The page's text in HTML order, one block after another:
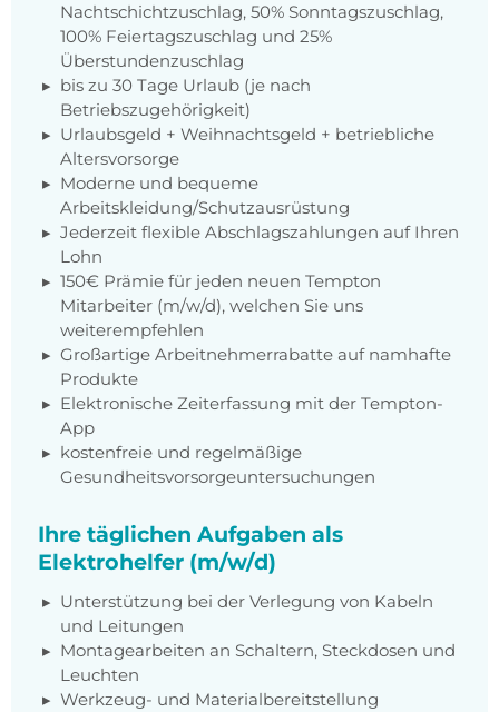
Nachtschichtzuschlag, 50% Sonntagszuschlag,
100% Feiertagszuschlag und 25%
Überstundenzuschlag
bis zu 30 Tage Urlaub (je nach
Betriebszugehörigkeit)
Urlaubsgeld + Weihnachtsgeld + betriebliche
Altersvorsorge
Moderne und bequeme
Arbeitskleidung/Schutzausrüstung
Jederzeit flexible Abschlagszahlungen auf Ihren
Lohn
150€ Prämie für jeden neuen Tempton
Mitarbeiter (m/w/d), welchen Sie uns
weiterempfehlen
Großartige Arbeitnehmerrabatte auf namhafte
Produkte
Elektronische Zeiterfassung mit der Tempton-
App
kostenfreie und regelmäßige
Gesundheitsvorsorgeuntersuchungen
Ihre täglichen Aufgaben als
Elektrohelfer (m/w/d)
Unterstützung bei der Verlegung von Kabeln
und Leitungen
Montagearbeiten an Schaltern, Steckdosen und
Leuchten
Werkzeug- und Materialbereitstellung